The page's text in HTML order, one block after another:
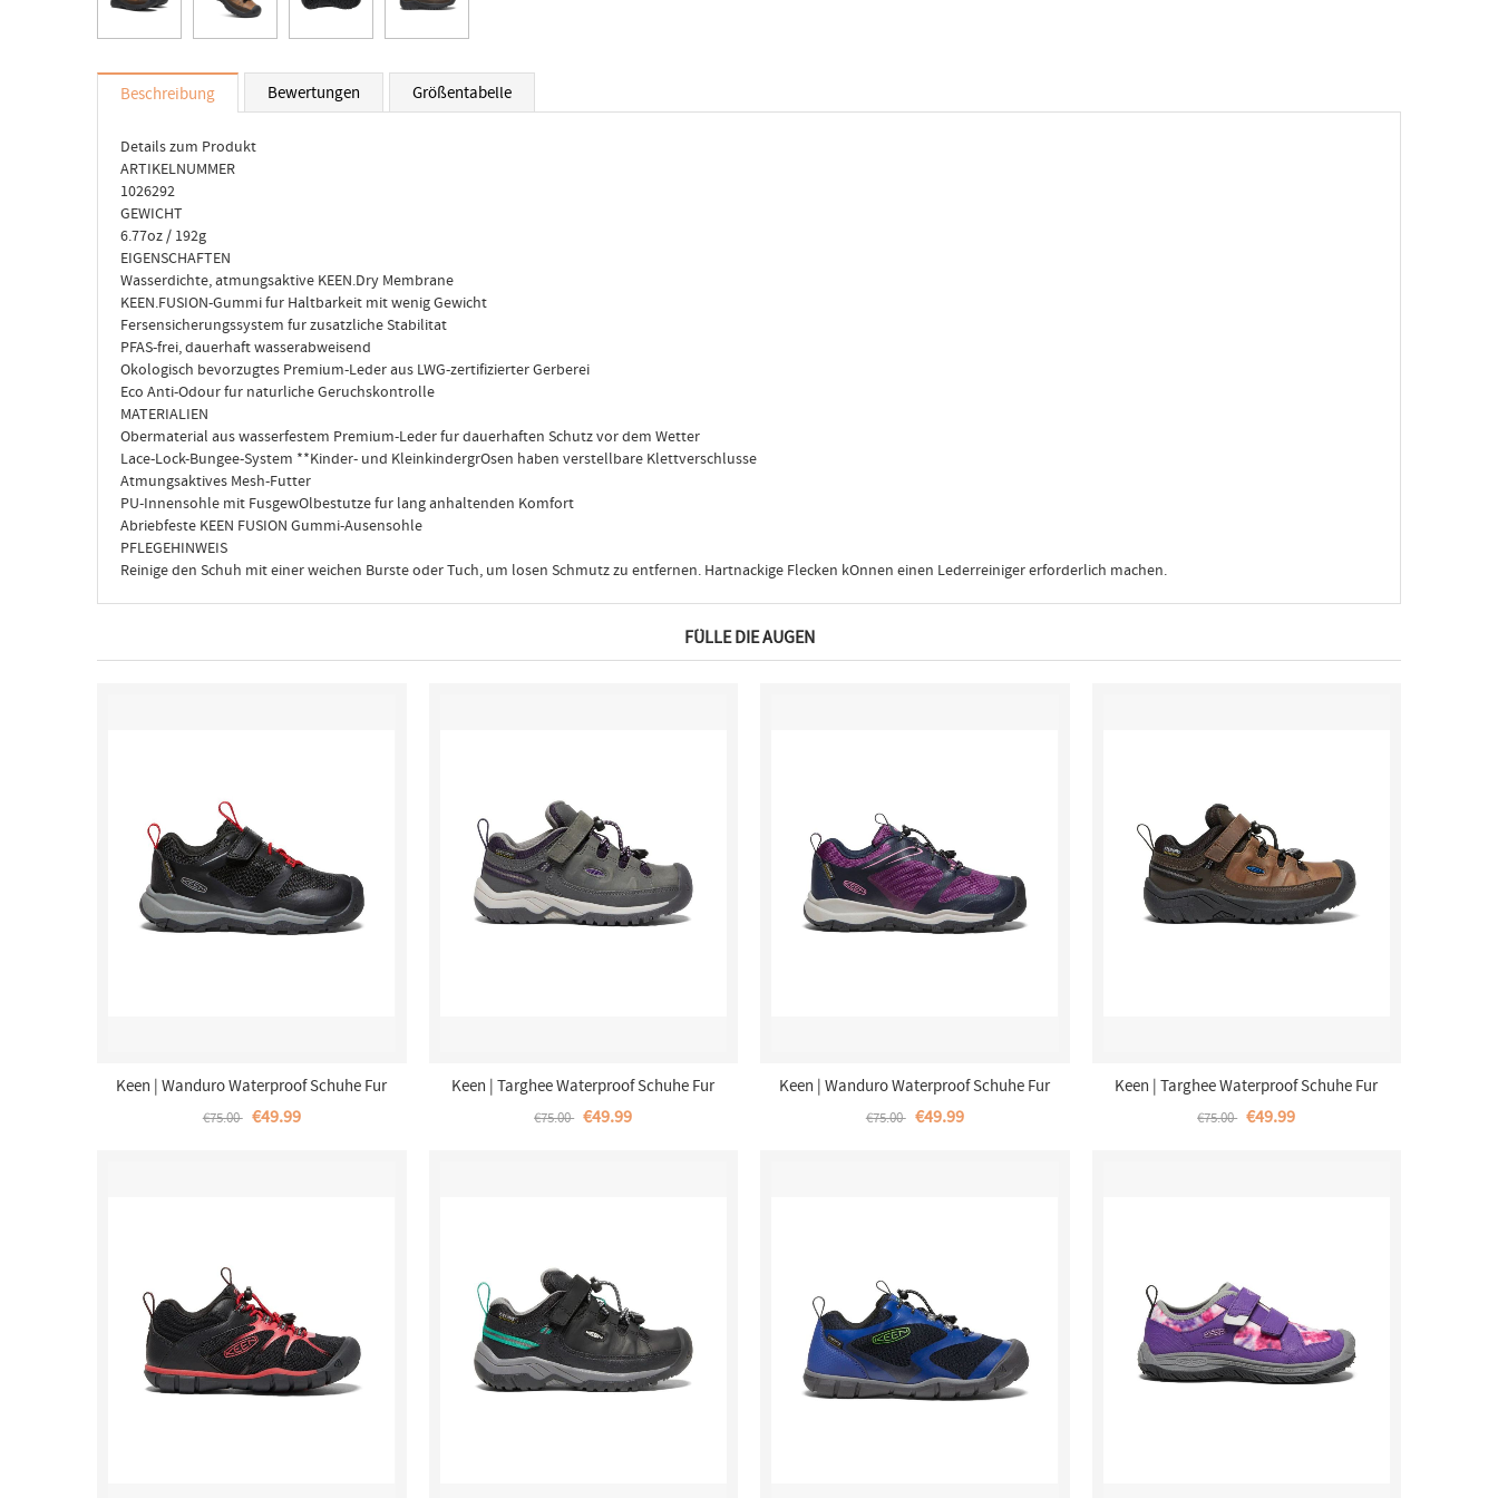
Beschreibung Bewertungen Größentabelle
Details zum Produkt
ARTIKELNUMMER
1026292
GEWICHT
6.77oz / 192g
EIGENSCHAFTEN
Wasserdichte, atmungsaktive KEEN.Dry Membrane
KEEN.FUSION-Gummi fur Haltbarkeit mit wenig Gewicht
Fersensicherungssystem fur zusatzliche Stabilitat
PFAS-frei, dauerhaft wasserabweisend
Okologisch bevorzugtes Premium-Leder aus LWG-zertifizierter Gerberei
Eco Anti-Odour fur naturliche Geruchskontrolle
MATERIALIEN
Obermaterial aus wasserfestem Premium-Leder fur dauerhaften Schutz vor dem Wetter
Lace-Lock-Bungee-System **Kinder- und KleinkindergrOsen haben verstellbare Klettverschlusse
Atmungsaktives Mesh-Futter
PU-Innensohle mit FusgewOlbestutze fur lang anhaltenden Komfort
Abriebfeste KEEN FUSION Gummi-Ausensohle
PFLEGEHINWEIS
Reinige den Schuh mit einer weichen Burste oder Tuch, um losen Schmutz zu entfernen. Hartnackige Flecken kOnnen einen Lederreiniger erforderlich machen.
FÜLLE DIE AUGEN
Keen | Wanduro Waterproof Schuhe Fur
Jungere Kinder-Black/Ribbon Red
€75.00 €49.99
Keen | Targhee Waterproof Schuhe Fur
Jungere Kinder-Magnet/Tillandsia Purple
€75.00 €49.99
Keen | Wanduro Waterproof Schuhe Fur
Jugendliche-Sky Captain/Charisma
€75.00 €49.99
Keen | Targhee Waterproof Schuhe Fur
Jungere Kinder-Coffee Bean/Bison
€75.00 €49.99